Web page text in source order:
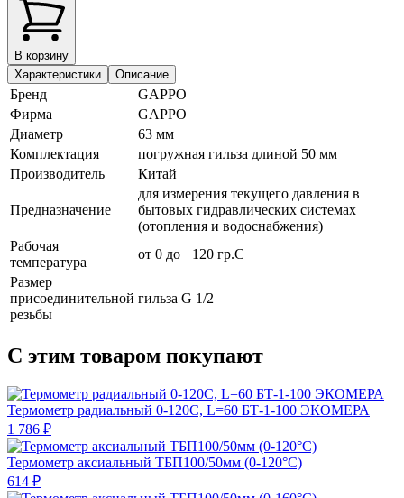
В корзину
Характеристики
Описание
Бренд
GAPPO
Фирма
GAPPO
Диаметр
63 мм
Комплектация
погружная гильза длиной 50 мм
Производитель
Китай
Предназначение
для измерения текущего давления в
бытовых гидравлических системах
(отопления и водоснабжения)
Рабочая
температура
от 0 до +120 гр.С
Размер
присоединительной
резьбы
гильза G 1/2
С этим товаром покупают
Термометр радиальный 0-120С, L=60 БТ-1-100 ЭКОМЕРА
1 786 ₽
Термометр аксиальный ТБП100/50мм (0-120°С)
614 ₽